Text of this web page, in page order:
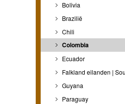
Bolivia
Brazilië
Chili
Colombia
Ecuador
Falkland eilanden |
Guyana
Paraguay